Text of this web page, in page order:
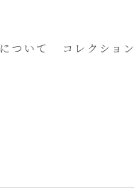
について コレクション